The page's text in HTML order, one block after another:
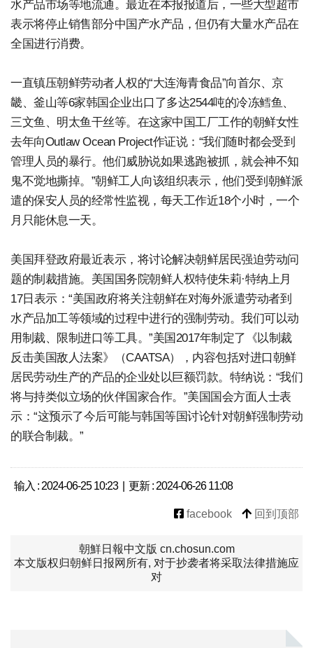
水产品市场等地流通。最近在本报报道后，一些大型超市
表示将停止销售部分中国产水产品，但仍有大量水产品在
全国进行消费。
一直镇压朝鲜劳动者人权的“大连海青食品”向首尔、京
畿、釜山等6家韩国企业出口了多达2544吨的冷冻鳕鱼、
三文鱼、明太鱼干丝等。在这家中国工厂工作的朝鲜女性
去年向Outlaw Ocean Project作证说：“我们随时都会受到
管理人员的暴行。他们威胁说如果逃跑被抓，就会神不知
鬼不觉地撕掉。”朝鲜工人向该组织表示，他们受到朝鲜派
遣的保安人员的经常性监视，每天工作近18个小时，一个
月只能休息一天。
美国拜登政府最近表示，将讨论解决朝鲜居民强迫劳动问
题的制裁措施。美国国务院朝鲜人权特使朱莉·特纳上月
17日表示：“美国政府将关注朝鲜在对海外派遣劳动者到
水产品加工等领域的过程中进行的强制劳动。我们可以动
用制裁、限制进口等工具。”美国2017年制定了《以制裁
反击美国敌人法案》（CAATSA），内容包括对进口朝鲜
居民劳动生产的产品的企业处以巨额罚款。特纳说：“我们
将与持类似立场的伙伴国家合作。”美国国会方面人士表
示：“这预示了今后可能与韩国等国讨论针对朝鲜强制劳动
的联合制裁。”
输入 : 2024-06-25 10:23 | 更新 : 2024-06-26 11:08
facebook 回到顶部
朝鮮日報中文版 cn.chosun.com
本文版权归朝鲜日报网所有, 对于抄袭者将采取法律措施应
对